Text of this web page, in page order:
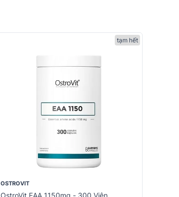
tạm hết
OSTROVIT
OstroVit EAA 1150mg - 300 Viên